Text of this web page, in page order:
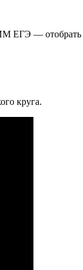
— отобрать
круга.